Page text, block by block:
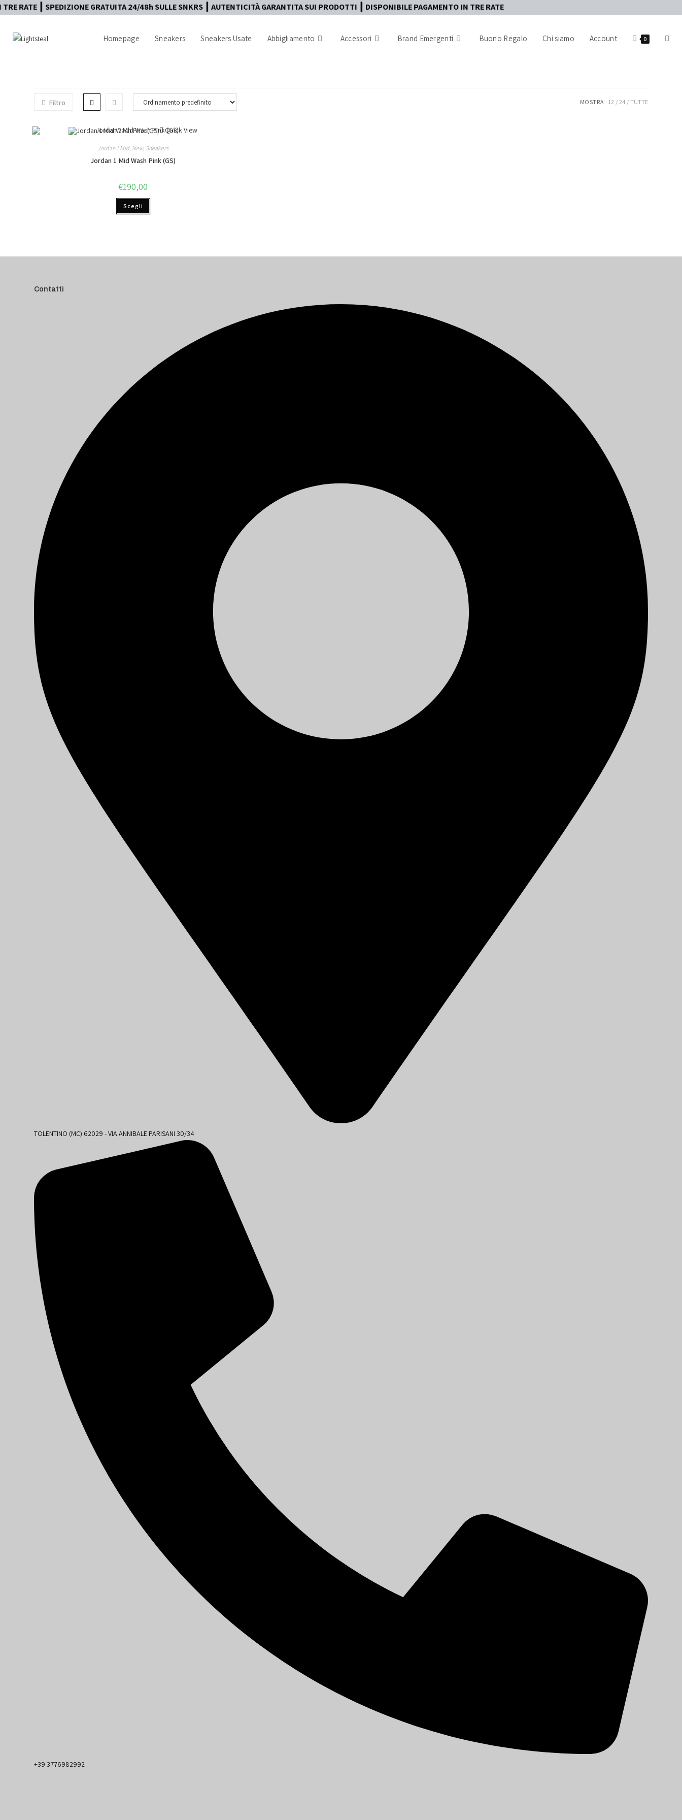
GRATUITA 24/48h SULLE SNKRS ┃ AUTENTICITÀ GARANTITA SUI PRODOTTI ┃ DISPONIBILE PAGAMENTO IN TRE RATE
Homepage Sneakers Sneakers Usate Abbigliamento Accessori Brand Emergenti Buono Regalo Chi siamo Account 0
Filtro MOSTRA: 12 24 TUTTE
Quick View
Jordan 1 Mid, New, Sneakers
Jordan 1 Mid Wash Pink (GS)
€190,00
Scegli
Contatti
TOLENTINO (MC) 62029 - VIA ANNIBALE PARISANI 30/34
+39 3776982992